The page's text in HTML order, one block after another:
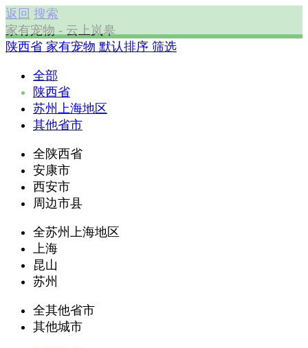
返回 搜索
家有宠物 - 云上岚皋
陕西省 家有宠物 默认排序 筛选
全部
陕西省
苏州上海地区
其他省市
全陕西省
安康市
西安市
周边市县
全苏州上海地区
上海
昆山
苏州
全其他省市
其他城市